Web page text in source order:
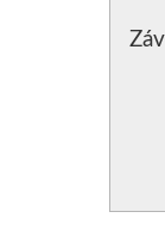
POLŠTÁŘE -
CHRÁNIČE NA